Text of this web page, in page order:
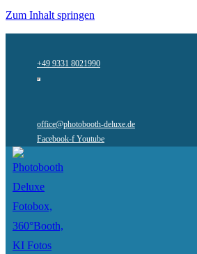
Zum Inhalt springen
+49 9331 8021990
office@photobooth-deluxe.de
Facebook-f Youtube